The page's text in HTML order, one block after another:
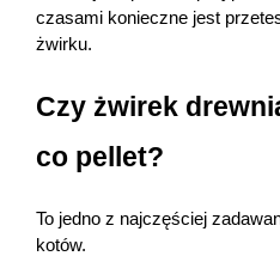
czasami konieczne jest
żwirku.
Czy żwirek
co pellet?
To jedno z najczęściej
kotów.